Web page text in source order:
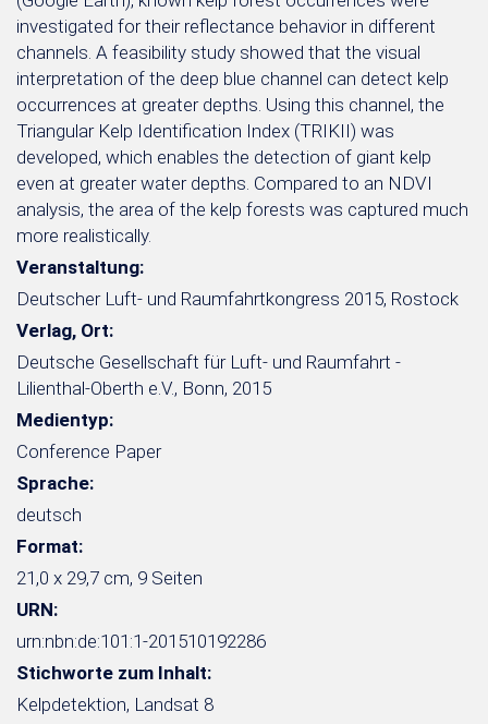
investigated for their reflectance behavior in different
channels. A feasibility study showed that the visual
interpretation of the deep blue channel can detect kelp
occurrences at greater depths. Using this channel, the
Triangular Kelp Identification Index (TRIKII) was
developed, which enables the detection of giant kelp
even at greater water depths. Compared to an NDVI
analysis, the area of the kelp forests was captured much
more realistically.
Veranstaltung:
Deutscher Luft- und Raumfahrtkongress 2015, Rostock
Verlag, Ort:
Deutsche Gesellschaft für Luft- und Raumfahrt -
Lilienthal-Oberth e.V., Bonn, 2015
Medientyp:
Conference Paper
Sprache:
deutsch
Format:
21,0 x 29,7 cm, 9 Seiten
URN:
urn:nbn:de:101:1-201510192286
Stichworte zum Inhalt:
Kelpdetektion, Landsat 8